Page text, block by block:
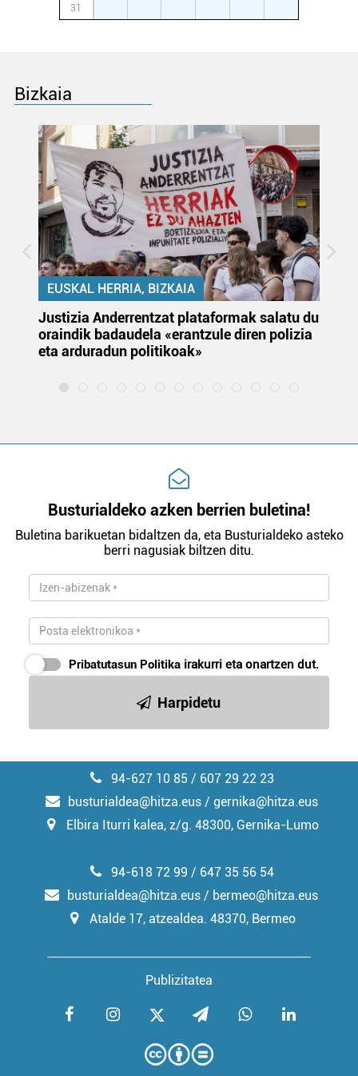
31
Bizkaia
EUSKAL HERRIA, BIZKAIA
Justizia Anderrentzat plataformak salatu du
oraindik badaudela «erantzule diren polizia
eta arduradun politikoak»
Busturialdeko azken berrien buletina!
Buletina barikuetan bidaltzen da, eta Busturialdeko asteko
berri nagusiak biltzen ditu.
Pribatutasun Politika irakurri eta onartzen dut.
Harpidetu
94-627 10 85 / 607 29 22 23
busturialdea@hitza.eus / gernika@hitza.eus
Elbira Iturri kalea, z/g. 48300, Gernika-Lumo
Publizitatea
94-618 72 99 / 647 35 56 54
busturialdea@hitza.eus / bermeo@hitza.eus
Atalde 17, atzealdea. 48370, Bermeo